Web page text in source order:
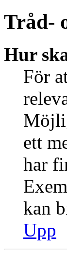
Tråd-
Hur
För
ett
har
kan
Upp